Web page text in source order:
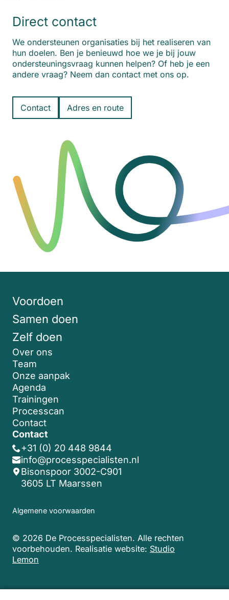
Direct contact
We ondersteunen organisaties bij het realiseren van
hun doelen. Ben je benieuwd hoe we je bij jouw
ondersteuningsvraag kunnen helpen? Of heb je een
andere vraag? Neem dan contact met ons op.
Contact Adres en route
Voordoen
Samen doen
Zelf doen
Over ons
Team
Onze aanpak
Agenda
Trainingen
Processcan
Contact
Contact
+31 (0) 20 448 9844
info@processpecialisten.nl
Bisonspoor 3002-C901
3605 LT Maarssen
Algemene voorwaarden
© 2026 De Processpecialisten. Alle rechten
voorbehouden. Realisatie website: Studio
Lemon